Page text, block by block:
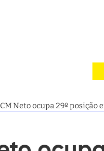
Neto ocupa 29º